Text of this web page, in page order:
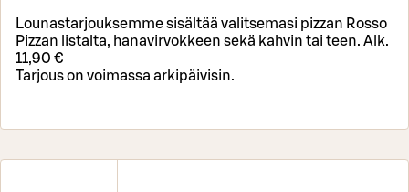
Lounastarjouksemme sisältää valitsemasi pizzan Rosso
Pizzan listalta, hanavirvokkeen sekä kahvin tai teen. Alk.
11,90 €
Tarjous on voimassa arkipäivisin.